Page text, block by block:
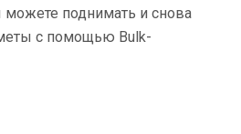
поднимать и снова
с помощью Bulk-